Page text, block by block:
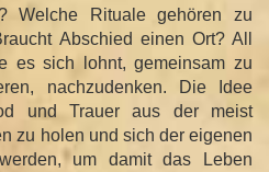
Welche Rituale gehören zu
Abschied einen Ort? All
es sich lohnt, gemeinsam zu
nachzudenken. Die Idee
und Trauer aus der meist
zu holen und sich der eigenen
um damit das Leben